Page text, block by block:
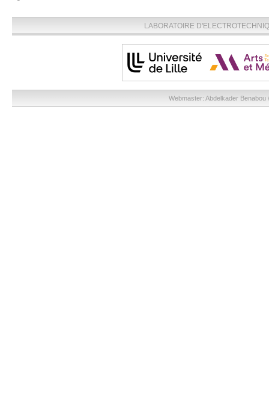
LABORATOIRE
Webmaster: Abdelkader Benabou